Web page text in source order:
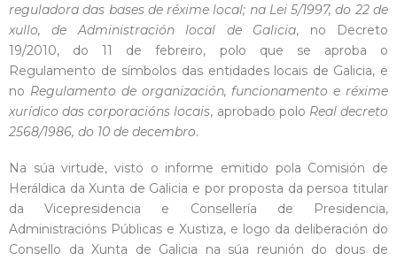
reguladora das bases de réxime local; na Lei 5/1997, do 22 de
xullo, de Administración local de Galicia, no Decreto
19/2010, do 11 de febreiro, polo que se aproba o
Regulamento de símbolos das entidades locais de Galicia, e
no Regulamento de organización, funcionamento e réxime
xurídico das corporacións locais, aprobado polo Real decreto
2568/1986, do 10 de decembro.
Na súa virtude, visto o informe emitido pola Comisión de
Heráldica da Xunta de Galicia e por proposta da persoa titular
da Vicepresidencia e Consellería de Presidencia,
Administracións Públicas e Xustiza, e logo da deliberación do
Consello da Xunta de Galicia na súa reunión do dous de